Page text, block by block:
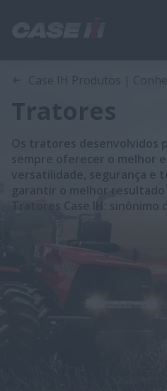
Case IH Produtos |
Os tratores desenvolvidos
sempre oferecer o melhor
versatilidade, segurança e
garantir o melhor
Tratores Case IH: